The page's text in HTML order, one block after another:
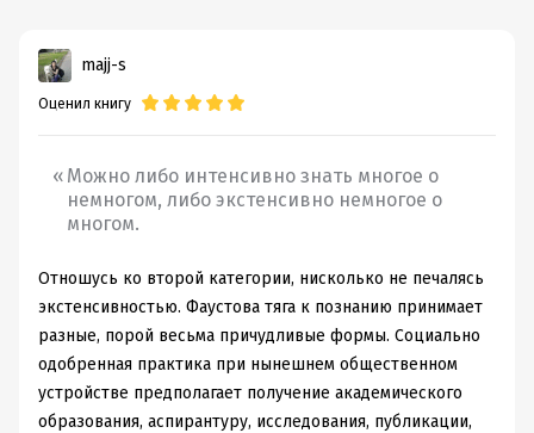
majj-s
Оценил книгу
Можно либо интенсивно знать многое о
немногом, либо экстенсивно немногое о
многом.
Отношусь ко второй категории, нисколько не печалясь
экстенсивностью. Фаустова тяга к познанию принимает
разные, порой весьма причудливые формы. Социально
одобренная практика при нынешнем общественном
устройстве предполагает получение академического
образования, аспирантуру, исследования, публикации,